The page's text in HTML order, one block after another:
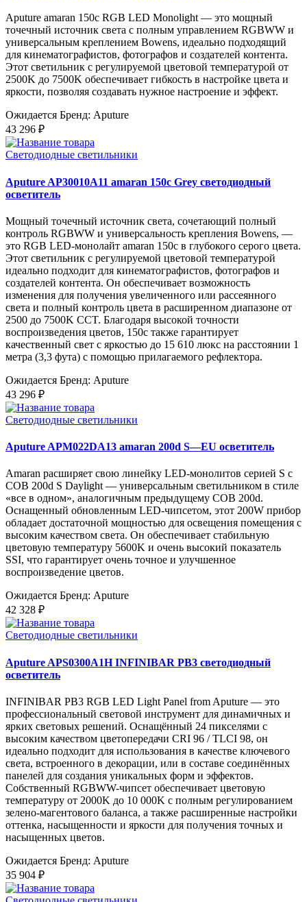
Aputure amaran 150c RGB LED Monolight — это мощный
точечный источник света с полным управлением RGBWW и
универсальным креплением Bowens, идеально подходящий
для кинематографистов, фотографов и создателей контента.
Этот светильник с регулируемой цветовой температурой от
2500K до 7500K обеспечивает гибкость в настройке цвета и
яркости, позволяя создавать нужное настроение и эффект.
Ожидается Бренд: Aputure
43 296 ₽
Светодиодные светильники
Aputure AP30010A11 amaran 150c Grey светодиодный
осветитель
Мощный точечный источник света, сочетающий полный
контроль RGBWW и универсальность крепления Bowens, —
это RGB LED-монолайт amaran 150c в глубокого серого цвета.
Этот светильник с регулируемой цветовой температурой
идеально подходит для кинематографистов, фотографов и
создателей контента. Он обеспечивает возможность
изменения для получения увеличенного или рассеянного
света и полный контроль цвета в расширенном диапазоне от
2500 до 7500K CCT. Благодаря высокой точности
воспроизведения цветов, 150c также гарантирует
качественный свет с яркостью до 15 610 люкс на расстоянии 1
метра (3,3 фута) с помощью прилагаемого рефлектора.
Ожидается Бренд: Aputure
43 296 ₽
Светодиодные светильники
Aputure APM022DA13 amaran 200d S—EU осветитель
Amaran расширяет свою линейку LED-монолитов серией S с
COB 200d S Daylight — универсальным светильником в стиле
«все в одном», аналогичным предыдущему COB 200d.
Оснащенный обновленным LED-чипсетом, этот 200W прибор
обладает достаточной мощностью для освещения помещения с
высоким качеством света. Он обеспечивает стабильную
цветовую температуру 5600K и очень высокий показатель
SSI, что гарантирует очень точное и улучшенное
воспроизведение цветов.
Ожидается Бренд: Aputure
42 328 ₽
Светодиодные светильники
Aputure APS0300A1H INFINIBAR PB3 светодиодный
осветитель
INFINIBAR PB3 RGB LED Light Panel from Aputure — это
профессиональный световой инструмент для динамичных и
ярких световых решений. Оснащённый 24 пикселями с
высоким качеством цветопередачи CRI 96 / TLCI 98, он
идеально подходит для использования в качестве ключевого
света, встроенного в декорации, или в составе соединённых
панелей для создания уникальных форм и эффектов.
Собственный RGBWW-чипсет обеспечивает цветовую
температуру от 2000K до 10 000K с полным регулированием
зелено-магентового баланса, а также расширенные настройки
оттенка, насыщенности и яркости для получения точных и
насыщенных цветов.
Ожидается Бренд: Aputure
35 904 ₽